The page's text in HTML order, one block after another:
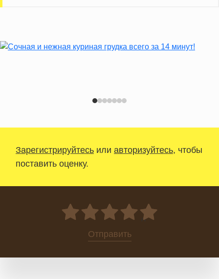
Зарегистрируйтесь или авторизуйтесь, чтобы
поставить оценку.
0
Отправить